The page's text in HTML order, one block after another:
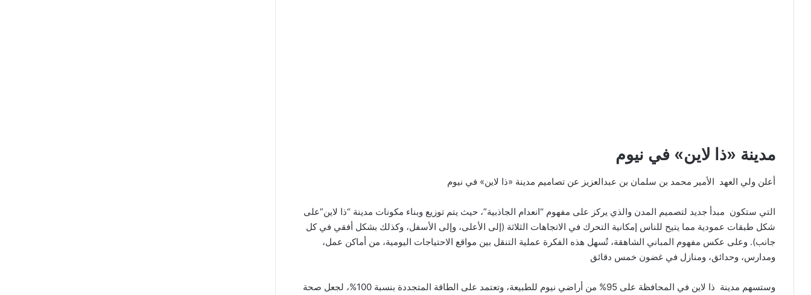
مدينة «ذا لاين» في نيوم
أعلن ولي العهد الأمير محمد بن سلمان بن عبدالعزيز عن تصاميم مدينة «ذا لاين» في نيوم
التي ستكون مبدأ جديد لتصميم المدن والذي يركز على مفهوم “انعدام الجاذبية”، حيث يتم توزيع وبناء مكونات مدينة “ذا لاين”على
شكل طبقات عمودية مما يتيح للناس إمكانية التحرك في الاتجاهات الثلاثة (إلى الأعلى، وإلى الأسفل، وكذلك بشكل أفقي في كل
جانب). وعلى عكس مفهوم المباني الشاهقة، تُسهل هذه الفكرة عملية التنقل بين مواقع الاحتياجات اليومية، من أماكن عمل،
ومدارس، وحدائق، ومنازل في غضون خمس دقائق
وستسهم مدينة ذا لاين في المحافظة على 95% من أراضي نيوم للطبيعة، وتعتمد على الطاقة المتجددة بنسبة 100%، لجعل صحة